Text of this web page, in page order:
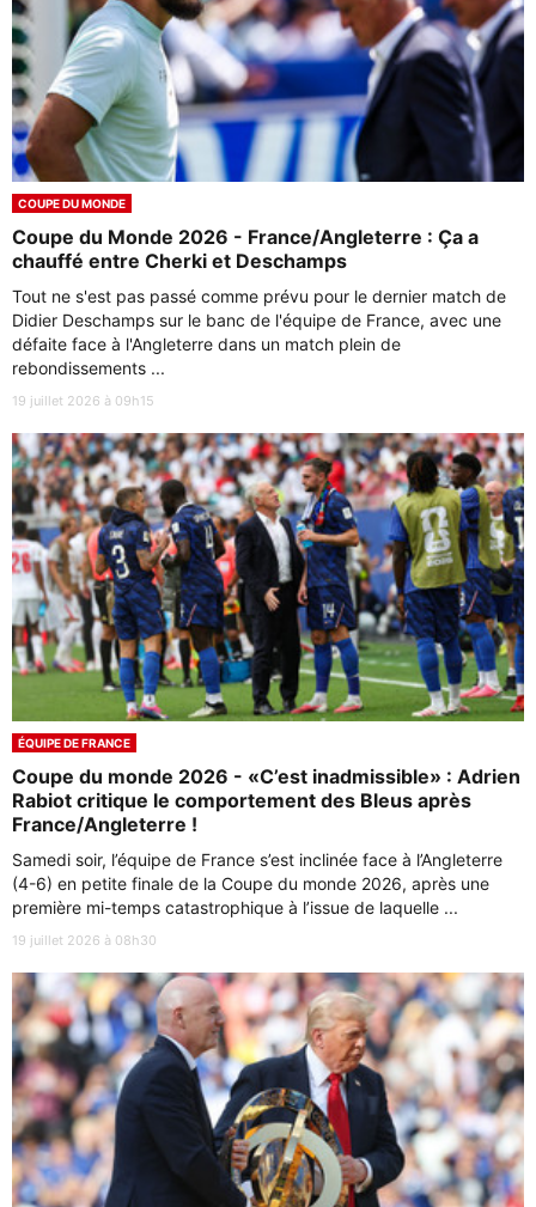
COUPE DU MONDE
Coupe du Monde 2026 - France/Angleterre : Ça a
chauffé entre Cherki et Deschamps
Tout ne s'est pas passé comme prévu pour le dernier match de
Didier Deschamps sur le banc de l'équipe de France, avec une
défaite face à l'Angleterre dans un match plein de
rebondissements ...
19 juillet 2026 à 09h15
ÉQUIPE DE FRANCE
Coupe du monde 2026 - «C’est inadmissible» : Adrien
Rabiot critique le comportement des Bleus après
France/Angleterre !
Samedi soir, l’équipe de France s’est inclinée face à l’Angleterre
(4-6) en petite finale de la Coupe du monde 2026, après une
première mi-temps catastrophique à l’issue de laquelle ...
19 juillet 2026 à 08h30